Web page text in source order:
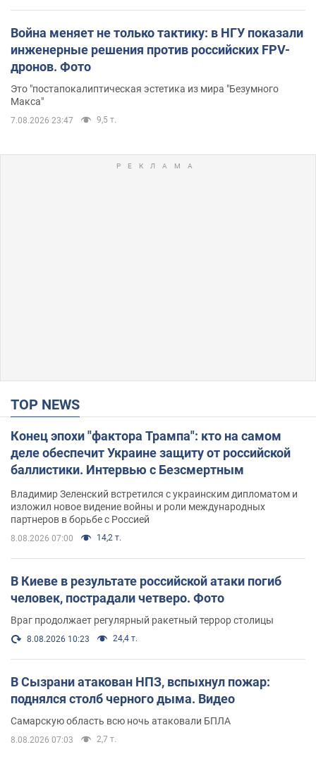
Война меняет не только тактику: в НГУ показали
инженерные решения против российских FPV-
дронов. Фото
Это "постапокалиптическая эстетика из мира "Безумного
Макса"
7.08.2026 23:47 9,5 т.
TOP NEWS
Конец эпохи "фактора Трампа": кто на самом
деле обеспечит Украине защиту от российской
баллистики. Интервью с Безсмертным
Владимир Зеленский встретился с украинским дипломатом и
изложил новое видение войны и роли международных
партнеров в борьбе с Россией
8.08.2026 07:00 14,2 т.
В Киеве в результате российской атаки погиб
человек, пострадали четверо. Фото
Враг продолжает регулярный ракетный террор столицы
8.08.2026 10:23 24,4 т.
В Сызрани атакован НПЗ, вспыхнул пожар:
поднялся столб черного дыма. Видео
Самарскую область всю ночь атаковали БПЛА
8.08.2026 07:03 2,7 т.